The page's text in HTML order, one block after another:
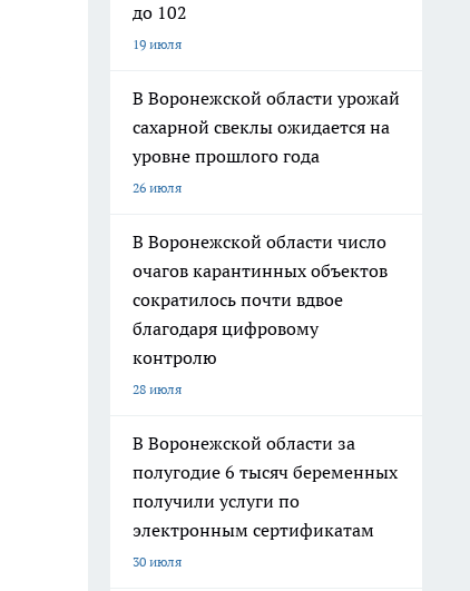
до 102
19 июля
В Воронежской области урожай
сахарной свеклы ожидается на
уровне прошлого года
26 июля
В Воронежской области число
очагов карантинных объектов
сократилось почти вдвое
благодаря цифровому
контролю
28 июля
В Воронежской области за
полугодие 6 тысяч беременных
получили услуги по
электронным сертификатам
30 июля